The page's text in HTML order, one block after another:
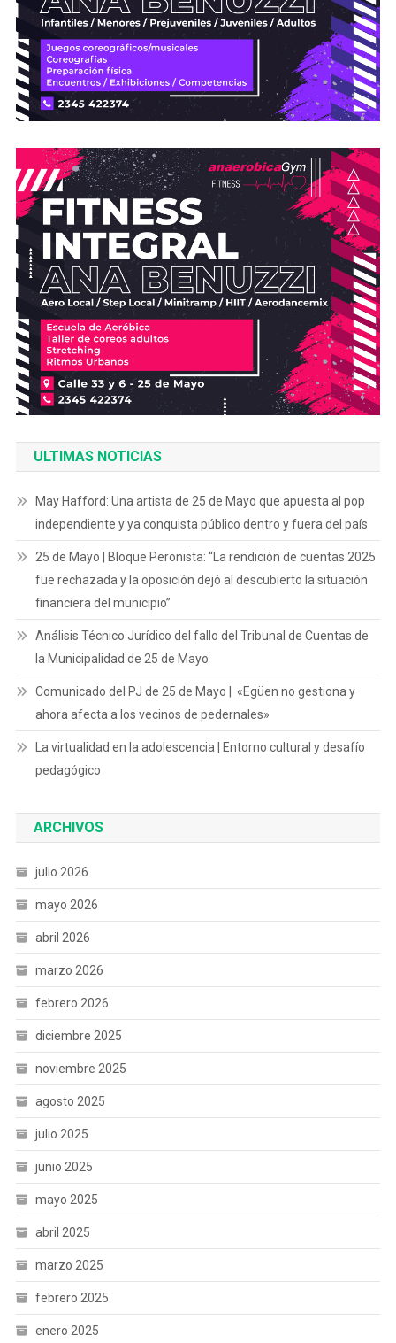
ULTIMAS NOTICIAS
May Hafford: Una artista de 25 de Mayo que apuesta al pop
independiente y ya conquista público dentro y fuera del país
25 de Mayo | Bloque Peronista: “La rendición de cuentas 2025
fue rechazada y la oposición dejó al descubierto la situación
financiera del municipio”
Análisis Técnico Jurídico del fallo del Tribunal de Cuentas de
la Municipalidad de 25 de Mayo
Comunicado del PJ de 25 de Mayo | «Egüen no gestiona y
ahora afecta a los vecinos de pedernales»
La virtualidad en la adolescencia | Entorno cultural y desafío
pedagógico
ARCHIVOS
julio 2026
mayo 2026
abril 2026
marzo 2026
febrero 2026
diciembre 2025
noviembre 2025
agosto 2025
julio 2025
junio 2025
mayo 2025
abril 2025
marzo 2025
febrero 2025
enero 2025